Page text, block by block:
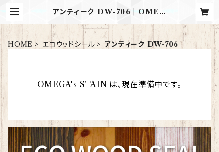
アンティーク DW-706 | OMEG
HOME エコウッドシール アンティーク DW-706
OMEGA's STAIN は、現在準備中です。